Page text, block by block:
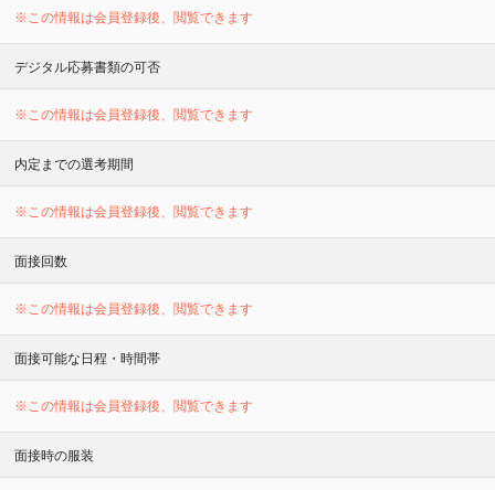
※この情報は会員登録後、閲覧できます
デジタル応募書類の可否
※この情報は会員登録後、閲覧できます
内定までの選考期間
※この情報は会員登録後、閲覧できます
面接回数
※この情報は会員登録後、閲覧できます
面接可能な日程・時間帯
※この情報は会員登録後、閲覧できます
面接時の服装